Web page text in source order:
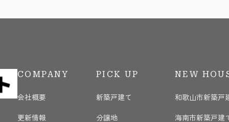
COMPANY
会社概要
更新情報
PICK UP
新築戸建て
分譲地
NEW
和歌山市新築戸
海南市新築戸建